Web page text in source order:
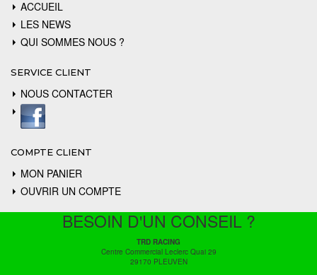
ACCUEIL
LES NEWS
QUI SOMMES NOUS ?
SERVICE CLIENT
NOUS CONTACTER
COMPTE CLIENT
MON PANIER
OUVRIR UN COMPTE
BESOIN D'UN CONSEIL ?
TRD RACING
Centre Commercial Leclerc Quai 29
29170 PLEUVEN